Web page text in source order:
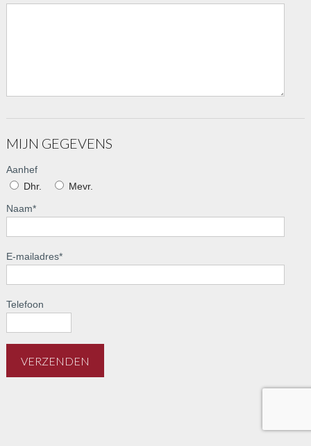
MIJN GEGEVENS
Aanhef
Dhr.
Mevr.
Naam*
E-mailadres*
Telefoon